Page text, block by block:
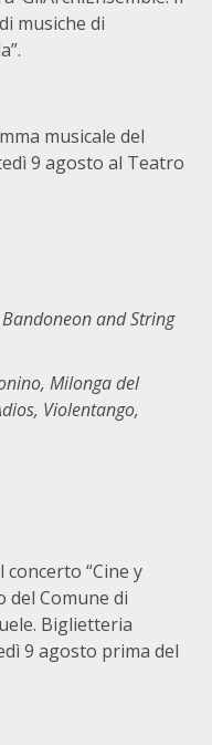
musiche di
musicale del
9 agosto al Teatro
and String
Milonga del
Violentango,
“Cine y
del Comune di
Biglietteria
9 agosto prima del